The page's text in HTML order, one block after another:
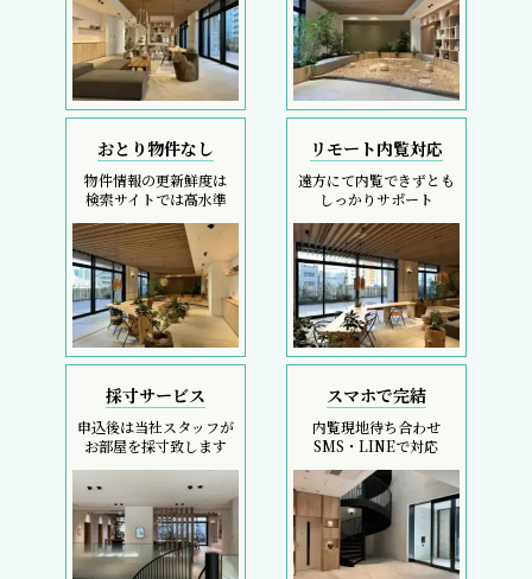
おとり物件なし
物件情報の更新鮮度は
検索サイトでは高水準
リモート内覧対応
遠方にて内覧できずとも
しっかりサポート
採寸サービス
申込後は当社スタッフが
お部屋を採寸致します
スマホで完結
内覧現地待ち合わせ
SMS・LINEで対応